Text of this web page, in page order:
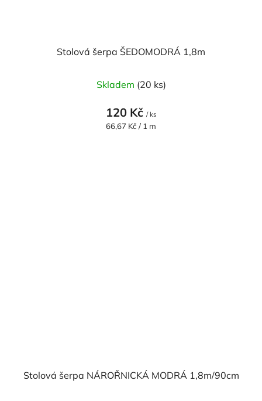
Stolová šerpa ŠEDOMODRÁ 1,8m
Skladem (20 ks)
120 Kč / ks
Měrná
66,67 Kč / 1 m
Stolová šerpa NÁROŘNICKÁ MODRÁ 1,8m/90cm